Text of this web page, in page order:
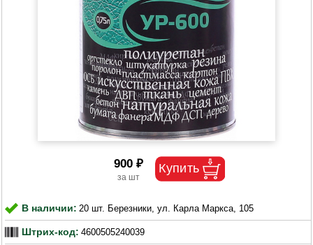
900 ₽
В наличии: 20 шт. Березники, ул. Карла Маркса, 105
Штрих-код: 4600505240039